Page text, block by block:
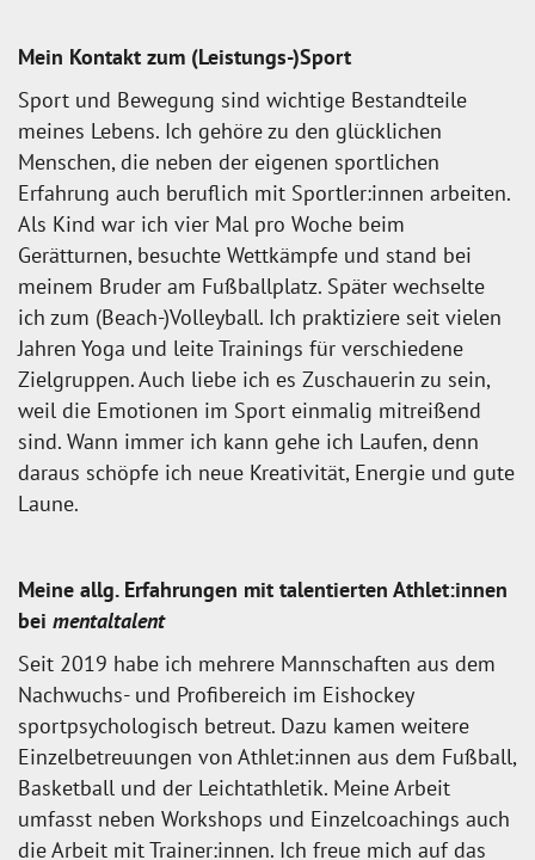
Mein Kontakt zum (Leistungs-)Sport
Sport und Bewegung sind wichtige Bestandteile
meines Lebens. Ich gehöre zu den glücklichen
Menschen, die neben der eigenen sportlichen
Erfahrung auch beruflich mit Sportler:innen arbeiten.
Als Kind war ich vier Mal pro Woche beim
Gerätturnen, besuchte Wettkämpfe und stand bei
meinem Bruder am Fußballplatz. Später wechselte
ich zum (Beach-)Volleyball. Ich praktiziere seit vielen
Jahren Yoga und leite Trainings für verschiedene
Zielgruppen. Auch liebe ich es Zuschauerin zu sein,
weil die Emotionen im Sport einmalig mitreißend
sind. Wann immer ich kann gehe ich Laufen, denn
daraus schöpfe ich neue Kreativität, Energie und gute
Laune.
Meine allg. Erfahrungen mit talentierten Athlet:innen
bei mentaltalent
Seit 2019 habe ich mehrere Mannschaften aus dem
Nachwuchs- und Profibereich im Eishockey
sportpsychologisch betreut. Dazu kamen weitere
Einzelbetreuungen von Athlet:innen aus dem Fußball,
Basketball und der Leichtathletik. Meine Arbeit
umfasst neben Workshops und Einzelcoachings auch
die Arbeit mit Trainer:innen. Ich freue mich auf das